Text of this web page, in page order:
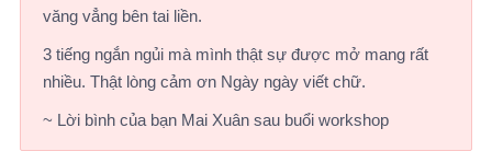
văng vẳng bên tai liền.
3 tiếng ngắn ngủi mà mình thật sự được mở mang rất
nhiều. Thật lòng cảm ơn Ngày ngày viết chữ.
~ Lời bình của bạn Mai Xuân sau buổi workshop